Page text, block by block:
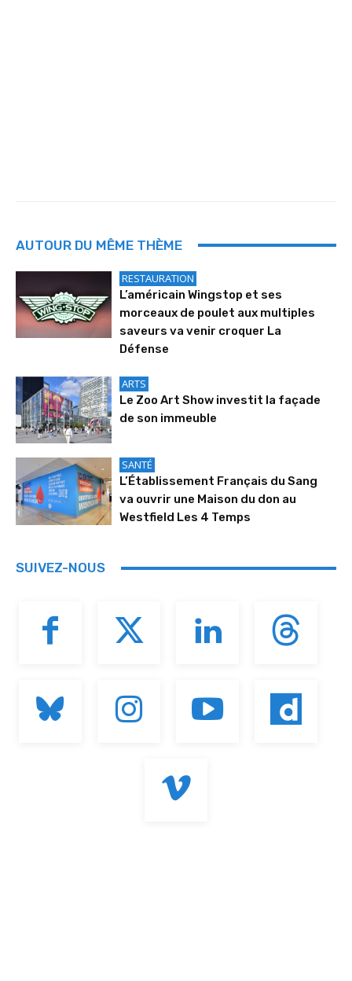
AUTOUR DU MÊME THÈME
RESTAURATION
L’américain Wingstop et ses
morceaux de poulet aux multiples
saveurs va venir croquer La
Défense
ARTS
Le Zoo Art Show investit la façade
de son immeuble
SANTÉ
L’Établissement Français du Sang
va ouvrir une Maison du don au
Westfield Les 4 Temps
SUIVEZ-NOUS